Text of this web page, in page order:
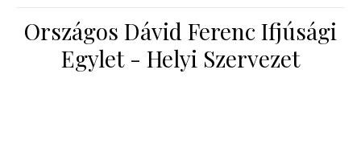
Országos Dávid Ferenc Ifjúsági
Egylet - Helyi Szervezet